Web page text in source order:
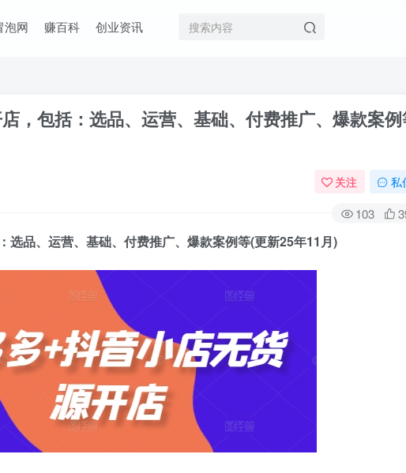
泡网 赚百科 创业资讯
，包括：选品、运营、基础、付费推广、爆款案
关注 私
103
选品、运营、基础、付费推广、爆款案例等(更新25年11月)